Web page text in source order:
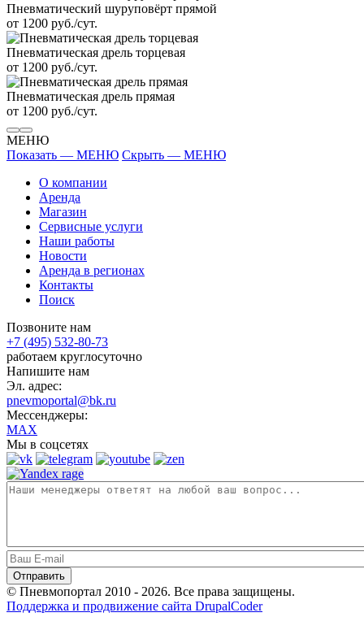
Пневматический шуруповёрт прямой
от 1200 руб./сут.
Пневматическая дрель торцевая
от 1200 руб./сут.
Пневматическая дрель прямая
от 1200 руб./сут.
МЕНЮ
Показать — МЕНЮ Скрыть — МЕНЮ
О компании
Аренда
Магазин
Сервисные услуги
Наши работы
Новости
Аренда в регионах
Контакты
Поиск
Позвоните нам
+7 (495) 532-80-73
работаем круглосуточно
Напишите нам
Эл. адрес:
pnevmoportal@bk.ru
Мессенджеры:
MAX
Мы в соцсетях
© Пневмопортал 2010 - 2026. Все права защищены.
Поддержка и продвижение сайта DrupalCoder